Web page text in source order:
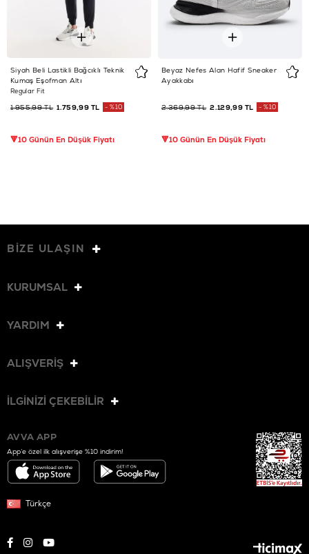
Siyah Beli Lastikli Bağcıklı Teknik
Kumaş Eşofman Altı
Regular Fit
1.759,99 TL
1.955,99 TL %10
🔻10 Günün En Düşük Fiyatı
Beyaz Nefes Alan Hafif Sneaker
Ayakkabı
2.129,99 TL
2.369,99 TL %10
🔻10 Günün En Düşük Fiyatı
BİZE ULAŞIN
KURUMSAL
YARDIM
ALIŞVERİŞ
İLGİNİZİ ÇEKEBİLİR
AVVA APP
App’e özel ilk alışverişe %10 indirim!
Türkçe